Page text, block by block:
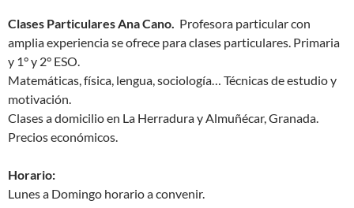
Clases Particulares Ana Cano. Profesora particular con
amplia experiencia se ofrece para clases particulares. Primaria
y 1° y 2° ESO.
Matemáticas, física, lengua, sociología… Técnicas de estudio y
motivación.
Clases a domicilio en La Herradura y Almuñécar, Granada.
Precios económicos.
Horario:
Lunes a Domingo horario a convenir.